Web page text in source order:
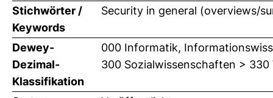
Stichwörter /
Keywords
Security in general (overviews/
Dewey-
Dezimal-
Klassifikation
000 Informatik,
300 Sozialwissenschaften >